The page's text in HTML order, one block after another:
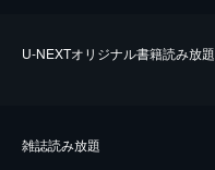
U-NEXTオリジナル書籍読み放題
雑誌読み放題